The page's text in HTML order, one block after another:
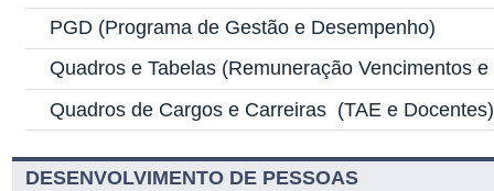
PGD (Programa de Gestão e Desempenho)
Quadros e Tabelas (Remuneração Vencimentos
Quadros de Cargos e Carreiras (TAE e Docentes)
DESENVOLVIMENTO DE PESSOAS